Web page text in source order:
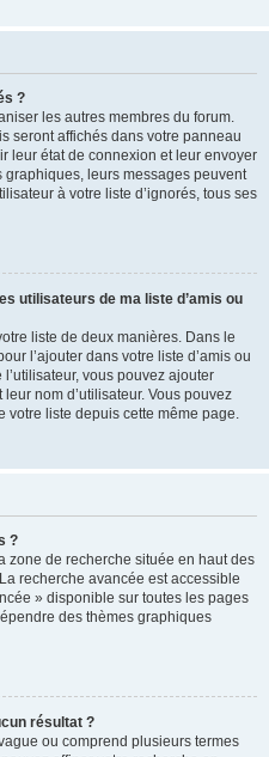
?
les autres membres du forum.
seront affichés dans votre panneau
leur état de connexion et leur envoyer
leurs messages peuvent
à votre liste d’ignorés, tous ses
utilisateurs de ma liste d’amis ou
liste de deux manières. Dans le
l’ajouter dans votre liste d’amis ou
vous pouvez ajouter
nom d’utilisateur. Vous pouvez
votre liste depuis cette même page.
?
zone de recherche située en haut des
recherche avancée est accessible
» disponible sur toutes les pages
des thèmes graphiques
résultat ?
ou comprend plusieurs termes